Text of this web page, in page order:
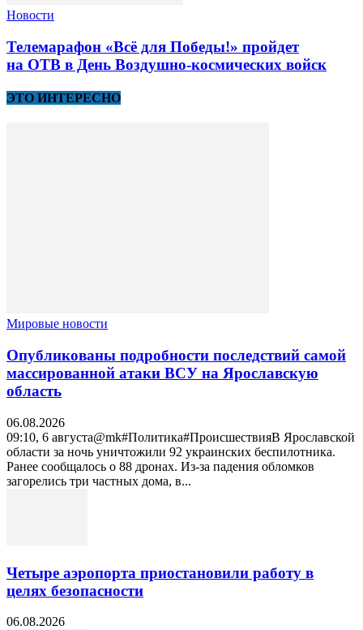
Новости
Телемарафон «Всё для Победы!» пройдет
на ОТВ в День Воздушно-космических войск
ЭТО ИНТЕРЕСНО
Мировые новости
Опубликованы подробности последствий самой
массированной атаки ВСУ на Ярославскую
область
06.08.2026
09:10, 6 августа@mk#Политика#ПроисшествияВ Ярославской
области за ночь уничтожили 92 украинских беспилотника.
Ранее сообщалось о 88 дронах. Из-за падения обломков
загорелись три частных дома, в...
Четыре аэропорта приостановили работу в
целях безопасности
06.08.2026